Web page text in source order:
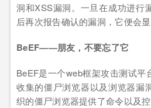
洞和XSS漏洞。一旦在成功进行
后再次报告确认的漏洞，它便会显
BeEF——朋友，不要忘了它
BeEF是一个web框架攻击测试平
收集的僵尸浏览器以及浏览器漏
织的僵尸浏览器提供了命令以及控